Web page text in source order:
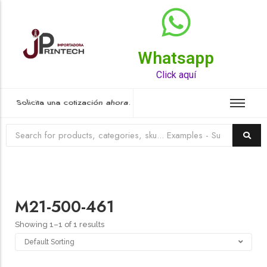
Whatsapp
Click aquí
Solicita una cotización ahora.
Top Rated Product
M21-500-461
Showing 1–1 of 1 results